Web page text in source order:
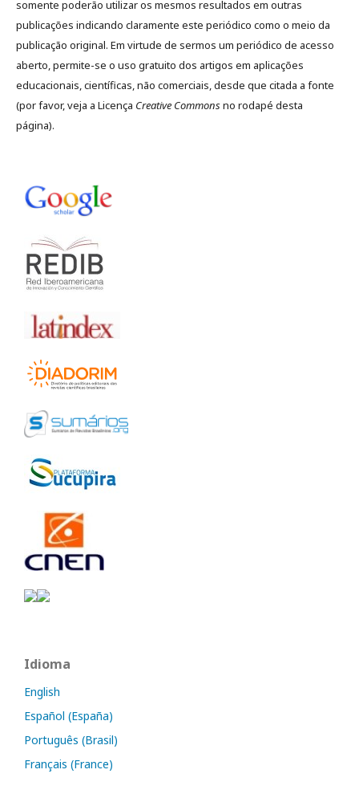
somente poderão utilizar os mesmos resultados em outras
publicações indicando claramente este periódico como o meio da
publicação original. Em virtude de sermos um periódico de acesso
aberto, permite-se o uso gratuito dos artigos em aplicações
educacionais, científicas, não comerciais, desde que citada a fonte
(por favor, veja a Licença Creative Commonsno rodapé desta
página).
Idioma
English
Español (España)
Português (Brasil)
Français (France)